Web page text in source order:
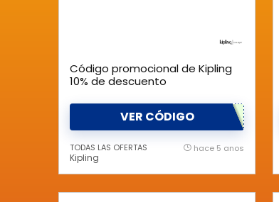
Código promocional de Kipling
10% de descuento
VER CÓDIGO
TODAS LAS OFERTAS
Kipling
hace 5 anos